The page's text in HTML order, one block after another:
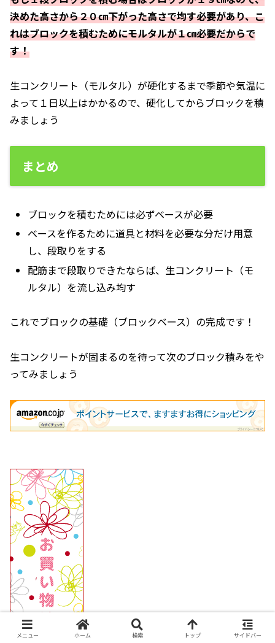
決めた高さから２０㎝下がった高さで均す必要があり、こ
れはブロックを積むためにモルタルが１㎝必要だからで
す！
生コンクリート（モルタル）が硬化するまで季節や気温に
よって１日以上はかかるので、硬化してからブロックを積
みましょう
まとめ
ブロックを積むためには必ずベースが必要
ベースを作るために道具と材料を必要な分だけ用意
し、段取りをする
配筋まで段取りできたならば、生コンクリート（モ
ルタル）を流し込み均す
これでブロックの基礎（ブロックベース）の完成です！
生コンクリートが固まるのを待って次のブロック積みをや
ってみましょう
メニュー ホーム 検索 トップ サイドバー